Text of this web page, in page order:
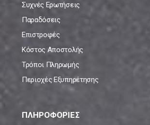
Συχνές Ερωτήσεις
Παραδόσεις
Επιστροφές
Κόστος Αποστολής
Τρόποι Πληρωμής
Περιοχές Εξυπηρέτησης
ΠΛΗΡΟΦΟΡΙΕΣ